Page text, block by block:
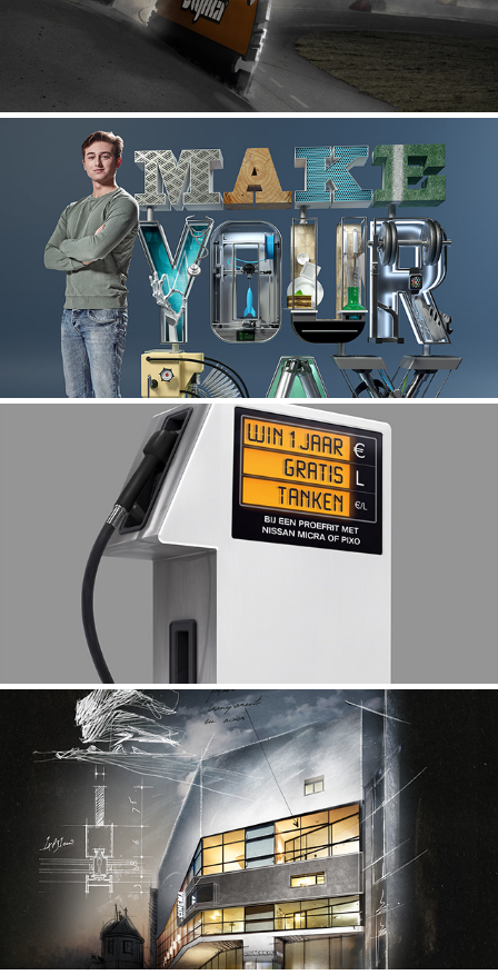
ROC de Leygraaf
Nissan
Jansen Puien